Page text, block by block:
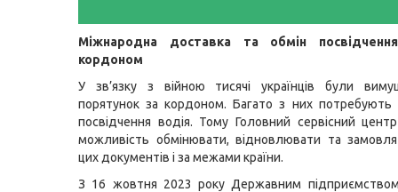
Міжнародна доставка та обмін
кордоном
У зв’язку з війною тисячі українців були
порятунок за кордоном. Багато з них потребують
посвідчення водія. Тому Головний сервісний
можливість обмінювати, відновлювати та
цих документів і за межами країни.
З 16 жовтня 2023 року Державним